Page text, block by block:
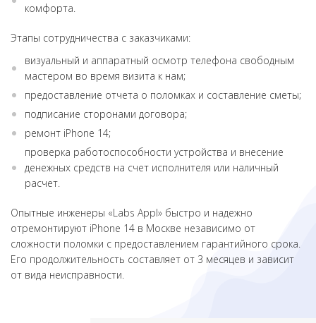
комфорта.
Этапы сотрудничества с заказчиками:
визуальный и аппаратный осмотр телефона свободным
мастером во время визита к нам;
предоставление отчета о поломках и составление сметы;
подписание сторонами договора;
ремонт iPhone 14;
проверка работоспособности устройства и внесение
денежных средств на счет исполнителя или наличный
расчет.
Опытные инженеры «Labs Appl» быстро и надежно
отремонтируют iPhone 14 в Москве независимо от
сложности поломки с предоставлением гарантийного срока.
Его продолжительность составляет от 3 месяцев и зависит
от вида неисправности.